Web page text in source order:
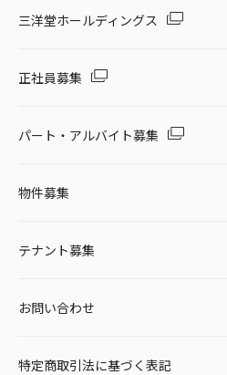
三洋堂ホールディングス
正社員募集
パート・アルバイト募集
物件募集
テナント募集
お問い合わせ
特定商取引法に基づく表記